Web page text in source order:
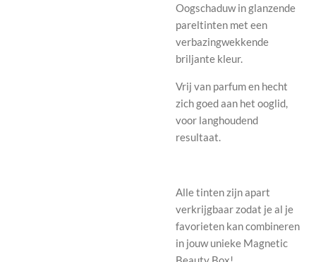
Oogschaduw in glanzende
pareltinten met een
verbazingwekkende
briljante kleur.
Vrij van parfum en hecht
zich goed aan het ooglid,
voor langhoudend
resultaat.
Alle tinten zijn apart
verkrijgbaar zodat je al je
favorieten kan combineren
in jouw unieke Magnetic